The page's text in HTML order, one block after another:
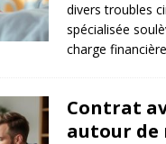
divers troubles
spécialisée
charge
Contrat
autour de